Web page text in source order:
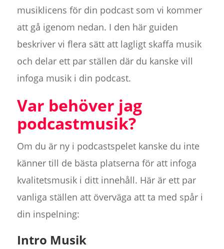
musiklicens för din podcast som vi kommer
att gå igenom nedan. I den här guiden
beskriver vi flera sätt att lagligt skaffa musik
och delar ett par ställen där du kanske vill
infoga musik i din podcast.
Var behöver jag
podcastmusik?
Om du är ny i podcastspelet kanske du inte
känner till de bästa platserna för att infoga
kvalitetsmusik i ditt innehåll. Här är ett par
vanliga ställen att överväga att ta med spår i
din inspelning:
Intro Musik